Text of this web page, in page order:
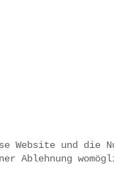
Website und die
Ablehnung